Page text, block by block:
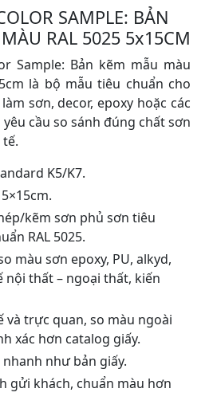
SAMPLE: BẢN
RAL 5025 5x15CM
Sample: Bản kẽm mẫu màu
là bộ mẫu tiêu chuẩn cho
sơn, decor, epoxy hoặc các
cầu so sánh đúng chất sơn
tế.
K5/K7.
kẽm sơn phủ sơn tiêu
RAL 5025.
màu sơn epoxy, PU, alkyd,
nội thất – ngoại thất, kiến
và trực quan, so màu ngoài
xác hơn catalog giấy.
như bản giấy.
gửi khách, chuẩn màu hơn